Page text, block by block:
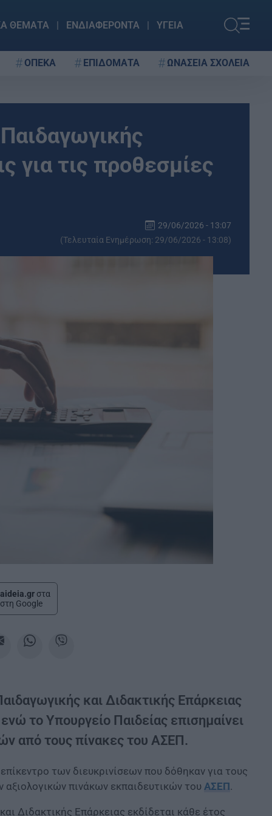
ΘΕΜΑΤΑ ΕΝΔΙΑΦΕΡΟΝΤΑ ΥΓΕΙΑ
ΟΠΕΚΑ ΕΠΙΔΟΜΑΤΑ ΩΝΑΣΕΙΑ ΣΧΟΛΕΙΑ
για τις προθεσμίες
29/06/2026 - 13:07
(Τελευταία Ενημέρωση: 29/06/2026 - 13:08)
στα
Google
και Διδακτικής Επάρκειας
το Υπουργείο Παιδείας επισημαίνει
από τους πίνακες του ΑΣΕΠ.
των διευκρινίσεων που δόθηκαν για τους
πινάκων εκπαιδευτικών του ΑΣΕΠ.
Διδακτικής Επάρκειας εκδίδεται κάθε έτος